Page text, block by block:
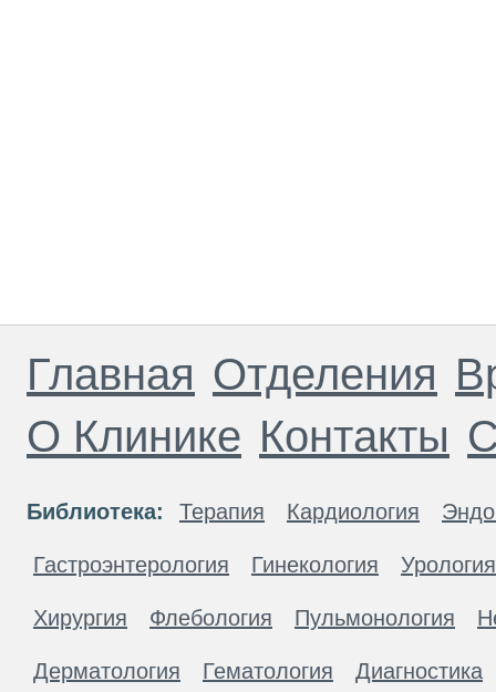
Главная Отделения
О Клинике Контакты
Библиотека: Терапия Кардиология
Гастроэнтерология Гинекология Урология
Хирургия Флебология Пульмонология
Дерматология Гематология Диагностика